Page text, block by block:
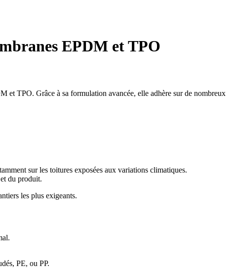
EPDM et TPO
et TPO. Grâce à sa formulation avancée, elle adhère sur de nombreux
sur les toitures exposées aux variations climatiques.
du produit.
les plus exigeants.
PE, ou PP.